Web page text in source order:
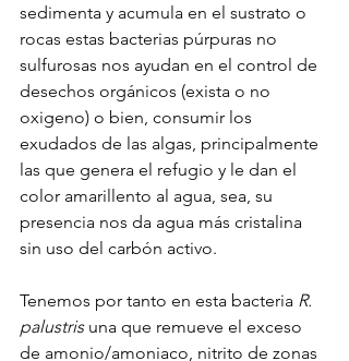
sedimenta y acumula en el sustrato o
rocas estas bacterias púrpuras no
sulfurosas nos ayudan en el control de
desechos orgánicos (exista o no
oxigeno) o bien, consumir los
exudados de las algas, principalmente
las que genera el refugio y le dan el
color amarillento al agua, sea, su
presencia nos da agua más cristalina
sin uso del carbón activo.
Tenemos por tanto en esta bacteria R.
palustris una que remueve el exceso
de amonio/amoniaco, nitrito de zonas